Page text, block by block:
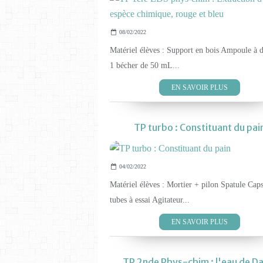
08/02/2022
Matériel élèves : Support en bois Ampoule à
1 bécher de 50 mL...
EN SAVOIR PLUS
TP turbo : Constituant du
04/02/2022
Matériel élèves : Mortier + pilon Spatule
tubes à essai Agitateur...
EN SAVOIR PLUS